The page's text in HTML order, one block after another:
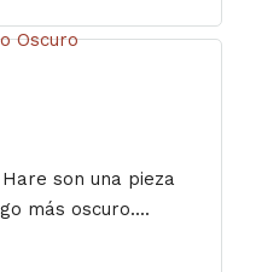
son una pieza
más oscuro....